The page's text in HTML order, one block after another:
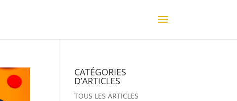
CATÉGORIES
D’ARTICLES
TOUS LES ARTICLES